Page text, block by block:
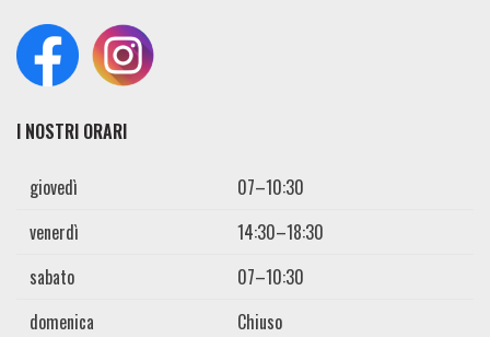
I NOSTRI ORARI
giovedì
07–10:30
venerdì
14:30–18:30
sabato
07–10:30
domenica
Chiuso